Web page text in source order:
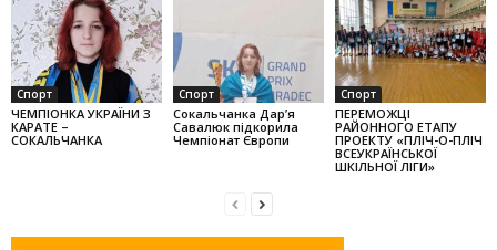
Спорт
ЧЕМПІОНКА УКРАЇНИ З
КАРАТЕ –
СОКАЛЬЧАНКА
Спорт
Сокальчанка Дар’я
Савалюк підкорила
Чемпіонат Європи
Спорт
ПЕРЕМОЖЦІ
РАЙОННОГО ЕТАПУ
ПРОЕКТУ «ПЛІЧ-О-ПЛІЧ
ВСЕУКРАЇНСЬКОЇ
ШКІЛЬНОЇ ЛІГИ»